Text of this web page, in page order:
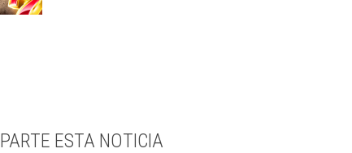
ESTA NOTICIA